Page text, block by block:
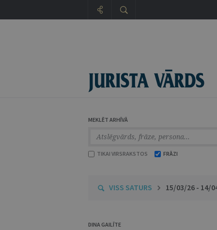
MEKLĒT ARHĪVĀ
TIKAI VIRSRAKSTOS FRĀZI
VISS SATURS 15/03/26 - 14/
DINA GAILĪTE